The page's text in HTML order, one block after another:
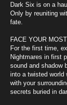
Dark Six is on a
Only by reuniting
fate.
FACE YOUR
For the first time,
Nightmares in first
sound and shadow
into a twisted world
with your
secrets buried in